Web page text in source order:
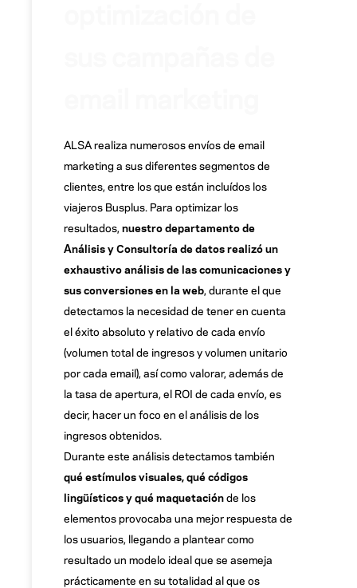
ALSA realiza numerosos envíos de email
marketing a sus diferentes segmentos de
clientes, entre los que están incluídos los
viajeros Busplus. Para optimizar los
resultados, nuestro departamento de
Análisis y Consultoría de datos realizó un
exhaustivo análisis de las comunicaciones y
sus conversiones en la web , durante el que
detectamos la necesidad de tener en cuenta
el éxito absoluto y relativo de cada envío
(volumen total de ingresos y volumen unitario
por cada email), así como valorar, además de
la tasa de apertura, el ROI de cada envío, es
decir, hacer un foco en el análisis de los
ingresos obtenidos.
Durante este análisis detectamos también
qué estímulos visuales, qué códigos
lingüísticos y qué maquetaciónde los
elementos provocaba una mejor respuesta de
los usuarios, llegando a plantear como
resultado un modelo ideal que se asemeja
prácticamente en su totalidad al que os